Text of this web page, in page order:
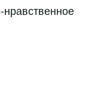
нравственное